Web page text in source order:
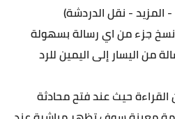
- المزيد - نقل الدردشة)
من اليسار إلى اليمين للرد
حيث عند فتح محادثة